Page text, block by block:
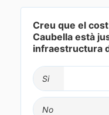
Creu que el
Caubella està
infraestructura
Si
No